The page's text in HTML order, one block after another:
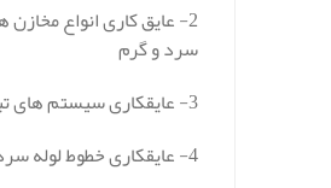
2- عایق کاری انواع مخازن
سرد و گرم
3- عایقکاری سیستم های تبرید
4- عایقکاری خطوط لوله سرد و گرم